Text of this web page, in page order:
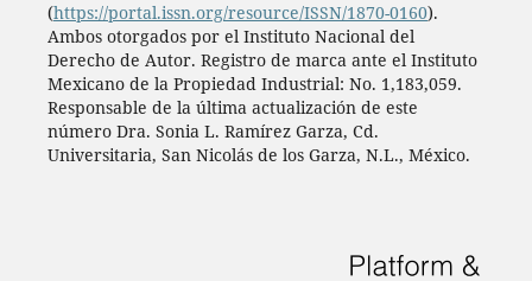
(https://portal.issn.org/resource/ISSN/1870-0160).
Ambos otorgados por el Instituto Nacional del
Derecho de Autor. Registro de marca ante el Instituto
Mexicano de la Propiedad Industrial: No. 1,183,059.
Responsable de la última actualización de este
número Dra. Sonia L. Ramírez Garza, Cd.
Universitaria, San Nicolás de los Garza, N.L., México.